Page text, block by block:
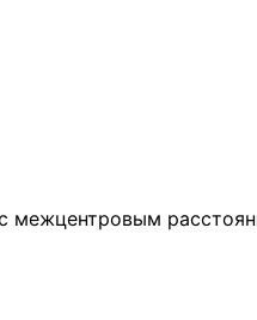
межцентровым